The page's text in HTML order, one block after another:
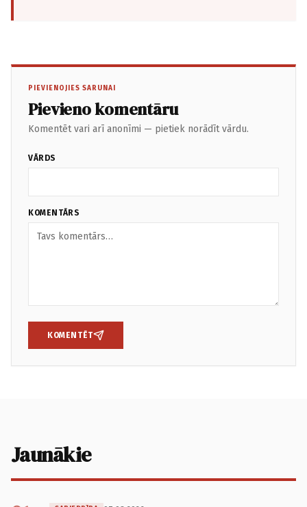
PIEVIENOJIES SARUNAI
Pievieno komentāru
Komentēt vari arī anonīmi — pietiek norādīt vārdu.
VĀRDS
KOMENTĀRS
KOMENTĒT
Jaunākie